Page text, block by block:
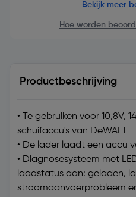
Bekijk meer
Hoe worden
Productbeschrijving
• Te gebruiken voor 10,8V,
schuifaccu's van DeWALT
• De lader laadt een accu
• Diagnosesysteem met
laadstatus aan: geladen,
stroomaanvoerprobleem